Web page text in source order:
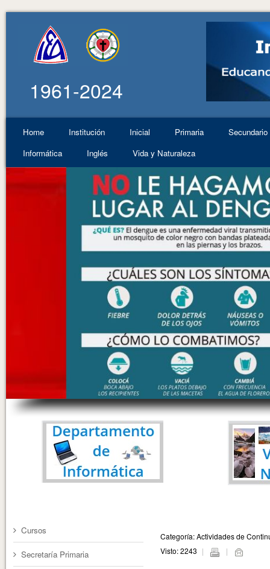
1961-2024
Home Institución Inicial Primaria
Secundario
Informática
Inglés Vida y Naturaleza
Cursos
Secretaría Primaria
Categoría: Actividades de
Visto: 2243